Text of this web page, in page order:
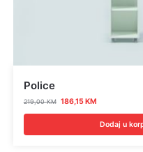
Police
219,00KM 186,15KM
Dodaj u